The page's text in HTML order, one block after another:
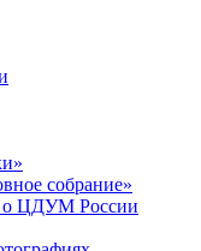
собрание»
о ЦДУМ России